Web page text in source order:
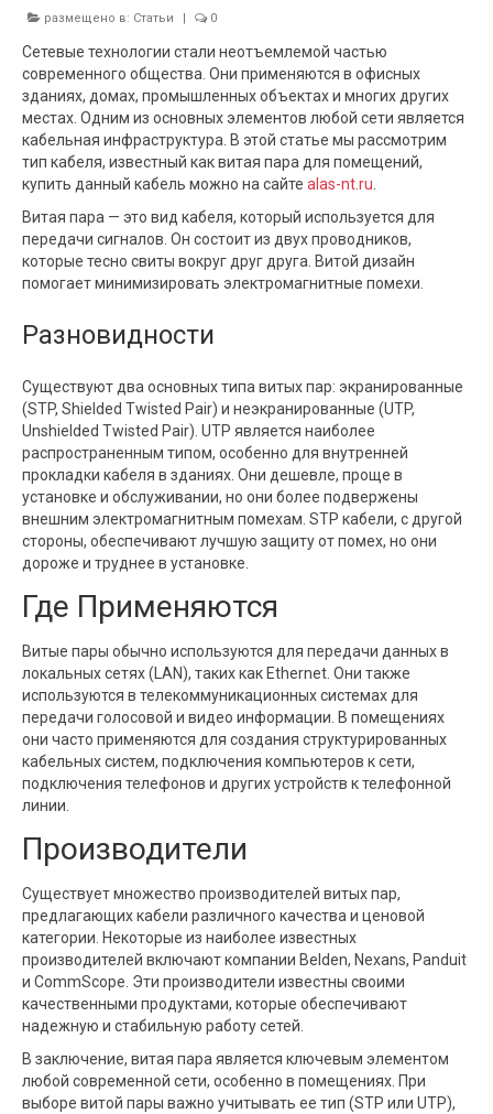
размещено в: Статьи | 0
Сетевые технологии стали неотъемлемой частью
современного общества. Они применяются в офисных
зданиях, домах, промышленных объектах и многих других
местах. Одним из основных элементов любой сети является
кабельная инфраструктура. В этой статье мы рассмотрим
тип кабеля, известный как витая пара для помещений,
купить данный кабель можно на сайте alas-nt.ru
Витая пара — это вид кабеля, который используется для
передачи сигналов. Он состоит из двух проводников,
которые тесно свиты вокруг друг друга. Витой дизайн
помогает минимизировать электромагнитные помехи.
Разновидности
Существуют два основных типа витых пар: экранированные
(STP, Shielded Twisted Pair) и неэкранированные (UTP,
Unshielded Twisted Pair). UTP является наиболее
распространенным типом, особенно для внутренней
прокладки кабеля в зданиях. Они дешевле, проще в
установке и обслуживании, но они более подвержены
внешним электромагнитным помехам. STP кабели, с другой
стороны, обеспечивают лучшую защиту от помех, но они
дороже и труднее в установке.
Где Применяются
Витые пары обычно используются для передачи данных в
локальных сетях (LAN), таких как Ethernet. Они также
используются в телекоммуникационных системах для
передачи голосовой и видео информации. В помещениях
они часто применяются для создания структурированных
кабельных систем, подключения компьютеров к сети,
подключения телефонов и других устройств к телефонной
линии.
Производители
Существует множество производителей витых пар,
предлагающих кабели различного качества и ценовой
категории. Некоторые из наиболее известных
производителей включают компании Belden, Nexans, Panduit
и CommScope. Эти производители известны своими
качественными продуктами, которые обеспечивают
надежную и стабильную работу сетей.
В заключение, витая пара является ключевым элементом
любой современной сети, особенно в помещениях. При
выборе витой пары важно учитывать ее тип (STP или UTP),